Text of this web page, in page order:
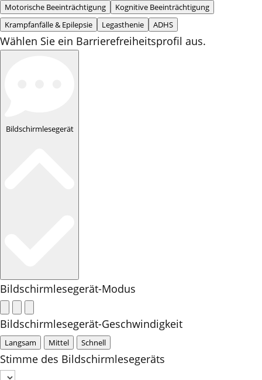
Motorische Beeinträchtigung
Kognitive Beeinträchtigung
Krampfanfälle & Epilepsie
Legasthenie ADHS
Wählen Sie ein Barrierefreiheitsprofil aus.
Bildschirmlesegerät
Bildschirmlesegerät-Modus
Bildschirmlesegerät-Geschwindigkeit
Langsam Mittel Schnell
Stimme des Bildschirmlesegeräts